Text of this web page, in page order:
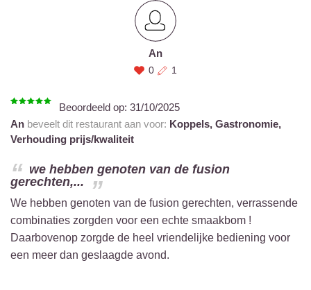
An
0 1
Beoordeeld op: 31/10/2025
An beveelt dit restaurant aan voor: Koppels, Gastronomie,
Verhouding prijs/kwaliteit
we hebben genoten van de fusion
gerechten,...
We hebben genoten van de fusion gerechten, verrassende
combinaties zorgden voor een echte smaakbom !
Daarbovenop zorgde de heel vriendelijke bediening voor
een meer dan geslaagde avond.